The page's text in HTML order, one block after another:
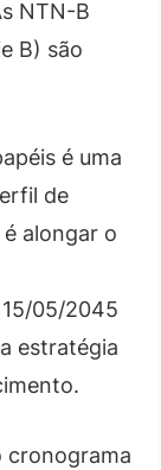
NTN-B
B) são
é uma
de
alongar o
05/2045
estratégia
cronograma